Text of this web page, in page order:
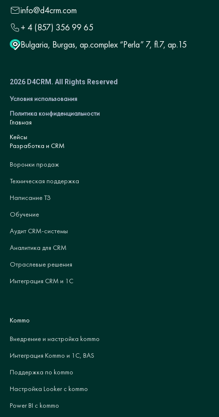
info@d4crm.com
+ 4 (857) 356 99 65
Bulgaria, Burgas, ap.complex “Perla” 7, fl.7, ap.15
2026 D4CRM. All Rights Reserved
Условия использования
Политика конфиденциальности
Главная
Кейсы
Разработка и CRM
Воронки продаж
Техническая поддержка
Написание ТЗ
Обучение
Аудит CRM-системы
Аналитика для CRM
Отраслевые решения
Интеграция CRM и 1С
Kommo
Внедрение и настройка kommo
Интеграция Kommo и 1С, BAS
Поддержка по kommo
Настройка Looker с kommo
Power BI с kommo